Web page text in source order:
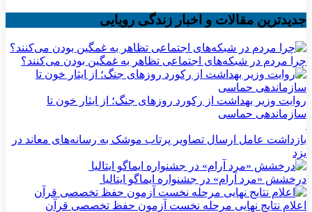
جدیدترین مقالات و اخبار زندگی رویایی
چرا مردم در شبکه‌های اجتماعی تظاهر به غمگین بودن می‌کنند؟
روایت وزیر بهداشت از رکورد روزهای جنگ؛ از ایثار خون تا
سازماندهی حماسی
بازداشت عامل ارسال تصاویر پرتاب موشک به رسانه‌های معاند در
یزد
درخشش «مرد آرام» در جشنواره ایماگو ایتالیا
اعلام نتایج نهایی مرحله نخست آزمون حفظ تخصصی قرآن